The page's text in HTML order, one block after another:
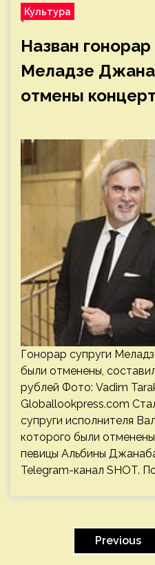
Культура
Назван гонорар
Меладзе
отмены
Гонорар супруги
были отменены,
рублей Фото: Vadim
Globallookpress.com
супруги исполнителя
которого были
певицы Альбины
Telegram-канал SHOT.
Previous